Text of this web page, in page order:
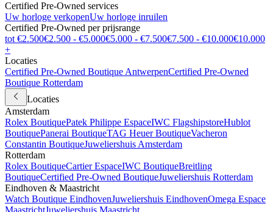
Certified Pre-Owned services
Uw horloge verkopenUw horloge inruilen
Certified Pre-Owned per prijsrange
tot €2.500€2.500 - €5.000€5.000 - €7.500€7.500 - €10.000€10.000
+
Locaties
Certified Pre-Owned Boutique AntwerpenCertified Pre-Owned
Boutique Rotterdam
Locaties
Amsterdam
Rolex BoutiquePatek Philippe EspaceIWC FlagshipstoreHublot
BoutiquePanerai BoutiqueTAG Heuer BoutiqueVacheron
Constantin BoutiqueJuweliershuis Amsterdam
Rotterdam
Rolex BoutiqueCartier EspaceIWC BoutiqueBreitling
BoutiqueCertified Pre-Owned BoutiqueJuweliershuis Rotterdam
Eindhoven & Maastricht
Watch Boutique EindhovenJuweliershuis EindhovenOmega Espace
MaastrichtJuweliershuis Maastricht